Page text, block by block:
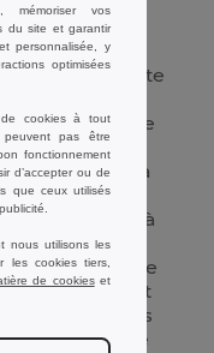
à cette élégante
conçue pour
compacte
en
randonnée, à
à un sac ou à
soit
dans une
bouteille n'est
est aussi très
elle constitue
mémoriser vos
du site et garantir
personnalisée, y
optimisées
de cookies à tout
pas être
fonctionnement
d’accepter ou de
que ceux utilisés
nous utilisons les
les cookies tiers,
de cookieset